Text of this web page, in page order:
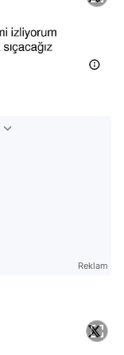
Reklam